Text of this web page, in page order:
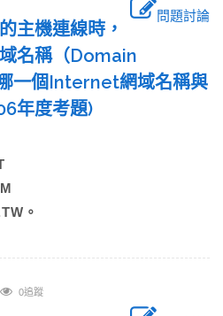
問題討論
主機連線時，
名稱（Domain
一個Internet網域名稱與
年度考題)
。
0追蹤